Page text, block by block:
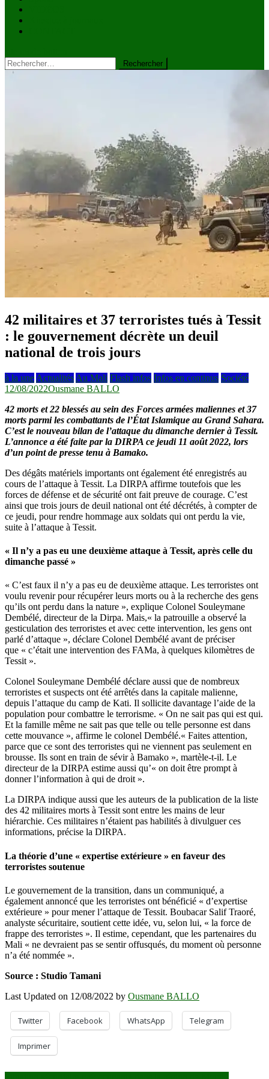
Rechercher :
42 militaires et 37 terroristes tués à Tessit
: le gouvernement décrète un deuil
national de trois jours
à la une Actualités Au Mali Flash infos Infos en continus Société
12/08/2022Ousmane BALLO
42 morts et 22 blessés au sein des Forces armées maliennes et 37
morts parmi les combattants de l’État Islamique au Grand Sahara.
C’est le nouveau bilan de l’attaque du dimanche dernier à Tessit.
L’annonce a été faite par la DIRPA ce jeudi 11 août 2022, lors
d’un point de presse tenu à Bamako.
Des dégâts matériels importants ont également été enregistrés au
cours de l’attaque à Tessit. La DIRPA affirme toutefois que les
forces de défense et de sécurité ont fait preuve de courage. C’est
ainsi que trois jours de deuil national ont été décrétés, à compter de
ce jeudi, pour rendre hommage aux soldats qui ont perdu la vie,
suite à l’attaque à Tessit.
« Il n’y a pas eu une deuxième attaque à Tessit, après celle du
dimanche passé »
« C’est faux il n’y a pas eu de deuxième attaque. Les terroristes ont
voulu revenir pour récupérer leurs morts ou à la recherche des gens
qu’ils ont perdu dans la nature », explique Colonel Souleymane
Dembélé, directeur de la Dirpa. Mais,« la patrouille a observé la
gesticulation des terroristes et avec cette intervention, les gens ont
parlé d’attaque », déclare Colonel Dembélé avant de préciser
que « c’était une intervention des FAMa, à quelques kilomètres de
Tessit ».
Colonel Souleymane Dembélé déclare aussi que de nombreux
terroristes et suspects ont été arrêtés dans la capitale malienne,
depuis l’attaque du camp de Kati. Il sollicite davantage l’aide de la
population pour combattre le terrorisme. « On ne sait pas qui est qui.
Et la famille même ne sait pas que telle ou telle personne est dans
cette mouvance », affirme le colonel Dembélé.« Faites attention,
parce que ce sont des terroristes qui ne viennent pas seulement en
brousse. Ils sont en train de sévir à Bamako », martèle-t-il. Le
directeur de la DIRPA estime aussi qu’« on doit être prompt à
donner l’information à qui de droit ».
La DIRPA indique aussi que les auteurs de la publication de la liste
des 42 militaires morts à Tessit sont entre les mains de leur
hiérarchie. Ces militaires n’étaient pas habilités à divulguer ces
informations, précise la DIRPA.
La théorie d’une « expertise extérieure » en faveur des
terroristes soutenue
Le gouvernement de la transition, dans un communiqué, a
également annoncé que les terroristes ont bénéficié « d’expertise
extérieure » pour mener l’attaque de Tessit. Boubacar Salif Traoré,
analyste sécuritaire, soutient cette idée, vu, selon lui, « la force de
frappe des terroristes ». Il estime, cependant, que les partenaires du
Mali « ne devraient pas se sentir offusqués, du moment où personne
n’a été nommée ».
Source : Studio Tamani
Last Updated on 12/08/2022 by Ousmane BALLO
Twitter Facebook WhatsApp Telegram
Imprimer